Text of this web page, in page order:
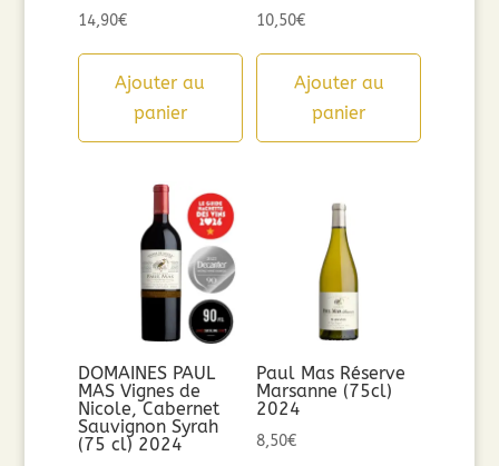
14,90€
Ajouter au
panier
10,50€
Ajouter au
panier
DOMAINES PAUL
MAS Vignes de
Nicole, Cabernet
Sauvignon Syrah
(75 cl) 2024
Paul Mas Réserve
Marsanne (75cl)
2024
8,50€